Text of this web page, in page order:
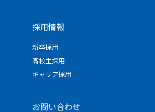
採用情報
新卒採用
高校生採用
キャリア採用
お問い合わせ